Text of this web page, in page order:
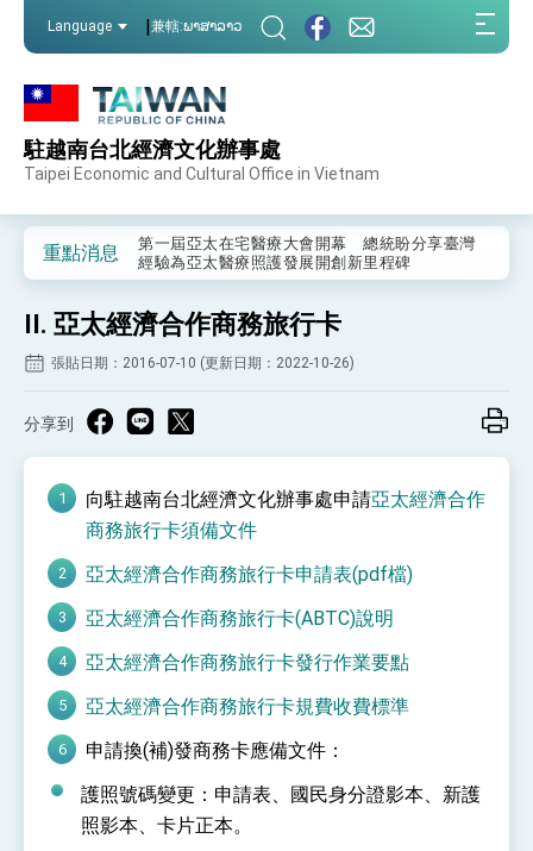
Language |兼轄:ພາສາລາວ
駐越南台北經濟文化辦事處
Taipei Economic and Cultural Office in Vietnam
重點消息
外交部重要言論
事處」，進一步深化台美交流合作
第一屆亞太在宅醫療大會開幕 總統盼分享臺灣
經驗為亞太醫療照護發展開創新里程碑
及「台灣智慧醫療與健康產業展」預告短片，向
世界展現台灣守護全球健康的創新能量
總統出訪史瓦帝尼返國談話 強調臺灣人有權利
走向世界 盼與理念相近國家共同維護國際秩序
訪問
總統與五院院長新春茶敘 盼化分歧為團結、為
總統農曆春節談話
台美貿易協議完成簽署達成6大目標、創5大歷史
升級 籲請立院全力支持並盡速通過
臺美簽署「對等貿易協定」確立對等關稅15%且不
總統接受「法新社」（AFP）專訪內容
外交部長林佳龍於《外交事務》撰文指出：自由
外交部長林佳龍出席《台灣光華雜誌》50週年慶
「見證蛻變，分享世界的光華」開幕式，期許數
位轉 型迎向下個50年
總統主持「台美經濟繁榮夥伴對話」記者會 說
明臺美合作三大戰略方向 盼與民主夥伴共同引
領 下一個世代的繁榮
外交部長林佳龍接受印尼「時代雜誌」專訪，闡
述印太安全局勢，籲深化台印尼半導體供應鏈合
II. 亞太經濟合作商務旅行卡
張貼日期：2016-07-10 (更新日期：2022-10-26)
分享到
向駐越南台北經濟文化辦事處申請亞太經濟合作
商務旅行卡須備文件
亞太經濟合作商務旅行卡申請表(pdf檔)
亞太經濟合作商務旅行卡(ABTC)說明
亞太經濟合作商務旅行卡發行作業要點
亞太經濟合作商務旅行卡規費收費標準
申請換(補)發商務卡應備文件：
護照號碼變更：申請表、國民身分證影本、新護
照影本、卡片正本。